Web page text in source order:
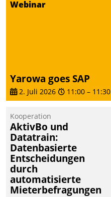
Webinar
Yarowa goes SAP
2. Juli 2026 11:00 – 11:30
Kooperation
AktivBo und
Datatrain:
Datenbasierte
Entscheidungen
durch
automatisierte
Mieterbefragungen